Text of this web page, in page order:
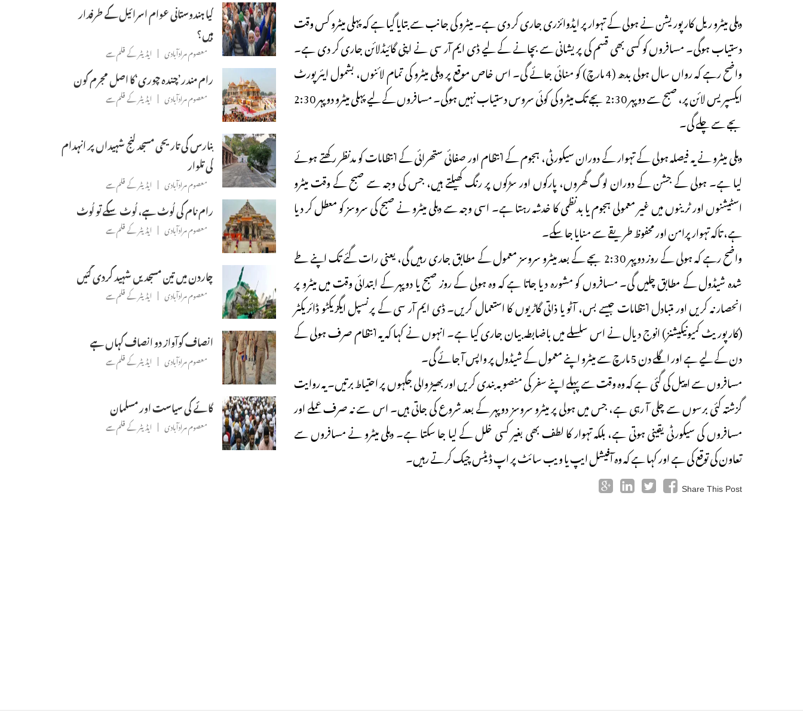
دہلی میٹرو ریل کارپوریشن نے ہولی کے تہوار پر ایڈوائزری جاری کر دی ہے۔ میٹرو کی جانب سے بتایا گیا ہے کہ پہلی میٹرو کس وقت
دستیاب ہوگی۔ مسافروں کو کسی بھی قسم کی پریشانی سے بچانے کے لیے ڈی ایم آر سی نے اپنی گائیڈلائن جاری کر دی ہے۔
واضح رہے کہ رواں سال ہولی بدھ (4 مارچ) کو منائی جائے گی۔ اس خاص موقع پر دہلی میٹرو کی تمام لائنوں، بشمول ایئرپورٹ
ایکسپریس لائن پر، صبح سے دوپہر 2:30 بجے تک میٹرو کی کوئی سروس دستیاب نہیں ہوگی۔ مسافروں کے لیے پہلی میٹرو دوپہر 2:30
بجے سے چلے گی۔
دہلی میٹرو نے یہ فیصلہ ہولی کے تہوار کے دوران سیکورٹی، ہجوم کے انتظام اور صفائی ستھرائی کے انتظامات کو مدنظر رکھتے ہوئے
لیا ہے۔ ہولی کے جشن کے دوران لوگ گھروں، پارکوں اور سڑکوں پر رنگ کھیلتے ہیں، جس کی وجہ سے صبح کے وقت میٹرو
اسٹیشنوں اور ٹرینوں میں غیر معمولی ہجوم یا بدنظمی کا خدشہ رہتا ہے۔ اسی وجہ سے دہلی میٹرو نے صبح کی سروسز کو معطل کر دیا
ہے، تاکہ تہوار پرامن اور محفوظ طریقے سے منایا جا سکے۔
واضح رہے کہ ہولی کے روز دوپہر 2:30 بجے کے بعد میٹرو سروسز معمول کے مطابق جاری رہیں گی، یعنی رات گئے تک اپنے طے
شدہ شیڈول کے مطابق چلیں گی۔ مسافروں کو مشورہ دیا جاتا ہے کہ وہ ہولی کے روز صبح یا دوپہر کے ابتدائی وقت میں میٹرو پر
انحصار نہ کریں اور متبادل انتظامات جیسے بس، آٹو یا ذاتی گاڑیوں کا استعمال کریں۔ ڈی ایم آر سی کے پرنسپل ایگزیکٹو ڈائریکٹر
(کارپوریٹ کمیونیکیشنز) انوج دیال نے اس سلسلے میں باضابطہ بیان جاری کیا ہے۔ انہوں نے کہا کہ یہ انتظام صرف ہولی کے
دن کے لیے ہے اور اگلے دن 5 مارچ سے میٹرو اپنے معمول کے شیڈول پر واپس آ جائے گی۔
مسافروں سے اپیل کی گئی ہے کہ وہ وقت سے پہلے اپنے سفر کی منصوبہ بندی کریں اور بھیڑ والی جگہوں پر احتیاط برتیں۔ یہ روایت
گزشتہ کئی برسوں سے چلی آ رہی ہے، جس میں ہولی پر میٹرو سروسز دوپہر کے بعد شروع کی جاتی ہیں۔ اس سے نہ صرف عملے اور
مسافروں کی سیکورٹی یقینی ہوتی ہے، بلکہ تہوار کا لطف بھی بغیر کسی خلل کے لیا جا سکتا ہے۔ دہلی میٹرو نے مسافروں سے
تعاون کی توقع کی ہے اور کہا ہے کہ وہ آفیشل ایپ یا ویب سائٹ پر اپ ڈیٹس چیک کرتے رہیں۔
Share This Post
کیا ہندوستانی عوام اسرائیل کے طرفدار
ہیں؟
معصوم مرادآبادی ایڈیٹر کے قلم سے
رام مندر’چندہ چوری‘کا اصل مجرم کون
معصوم مرادآبادی ایڈیٹر کے قلم سے
بنارس کی تاریحی مسجد گنج شہیداں پر انہدام
کی تلوار
معصوم مرادآبادی ایڈیٹر کے قلم سے
رام نام کی لُوٹ ہے، لُوٹ سکے تو لُوٹ
معصوم مرادآبادی ایڈیٹر کے قلم سے
چاردن میں تین مسجدیں شہید کردی گئیں
معصوم مرادآبادی ایڈیٹر کے قلم سے
انصاف کوآواز دو انصاف کہاں ہے
معصوم مرادآبادی ایڈیٹر کے قلم سے
گائے کی سیاست اور مسلمان
معصوم مرادآبادی ایڈیٹر کے قلم سے